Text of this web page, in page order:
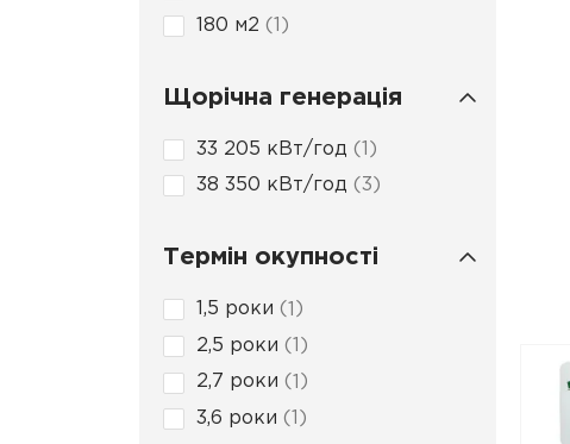
180 м2 1
Щорічна генерація
33 205 кBт/год
38 350 кBт/год 3
Термін окупності
1,5 роки 1
2,5 роки
2,7 роки 1
3,6 роки